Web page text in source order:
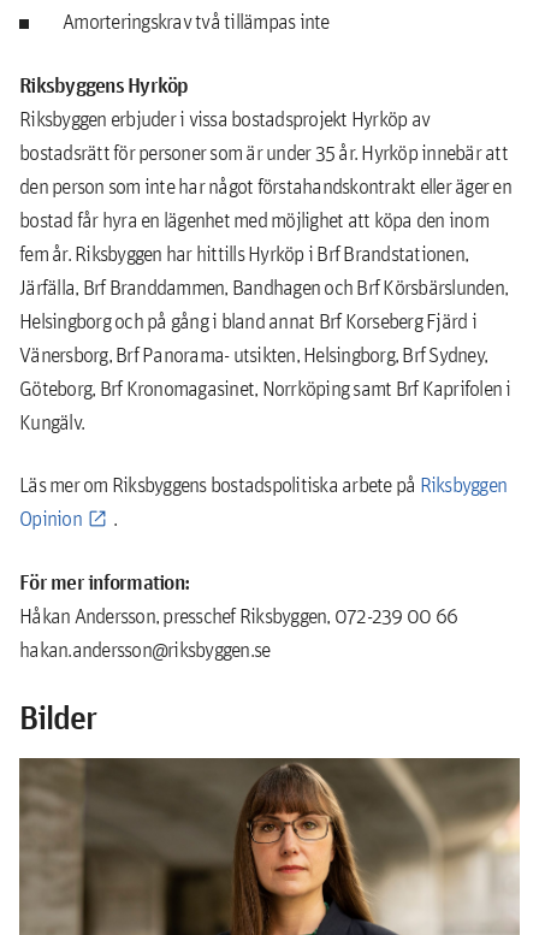
Amorteringskrav två tillämpas inte
Riksbyggens Hyrköp
Riksbyggen erbjuder i vissa bostadsprojekt Hyrköp av
bostadsrätt för personer som är under 35 år. Hyrköp innebär att
den person som inte har något förstahandskontrakt eller äger en
bostad får hyra en lägenhet med möjlighet att köpa den inom
fem år. Riksbyggen har hittills Hyrköp i Brf Brandstationen,
Järfälla, Brf Branddammen, Bandhagen och Brf Körsbärslunden,
Helsingborg och på gång i bland annat Brf Korseberg Fjärd i
Vänersborg, Brf Panorama- utsikten, Helsingborg, Brf Sydney,
Göteborg, Brf Kronomagasinet, Norrköping samt Brf Kaprifolen i
Kungälv.
Läs mer om Riksbyggens bostadspolitiska arbete på Riksbyggen
Opinion
.
För mer information:
Håkan Andersson, presschef Riksbyggen, 072-239 00 66
hakan.andersson@riksbyggen.se
Bilder